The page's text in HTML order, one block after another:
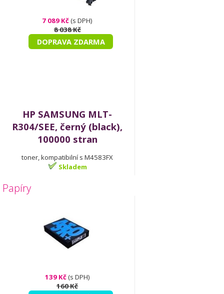
7 089 Kč(s DPH)
8 038 Kč
DOPRAVA ZDARMA
HP SAMSUNG MLT-
R304/SEE, černý (black),
100000 stran
toner, kompatibilní s M4583FX
Skladem
Papíry
139 Kč(s DPH)
160 Kč